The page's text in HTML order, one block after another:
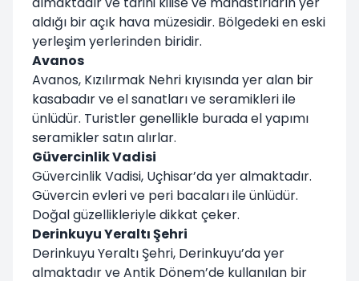
aldığı bir açık hava müzesidir. Bölgedeki en eski
yerleşim yerlerinden biridir.
Avanos
Avanos, Kızılırmak Nehri kıyısında yer alan bir
kasabadır ve el sanatları ve seramikleri ile
ünlüdür. Turistler genellikle burada el yapımı
seramikler satın alırlar.
Güvercinlik Vadisi
Güvercinlik Vadisi, Uçhisar’da yer almaktadır.
Güvercin evleri ve peri bacaları ile ünlüdür.
Doğal güzellikleriyle dikkat çeker.
Derinkuyu Yeraltı Şehri
Derinkuyu Yeraltı Şehri, Derinkuyu’da yer
almaktadır ve Antik Dönem’de kullanılan bir